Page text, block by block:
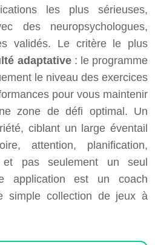
les plus sérieuses,
des neuropsychologues,
validés. Le critère le plus
adaptative: le programme
le niveau des exercices
pour vous maintenir
zone de défi optimal. Un
ciblant un large éventail
attention, planification,
pas seulement un seul
application est un coach
simple collection de jeux à